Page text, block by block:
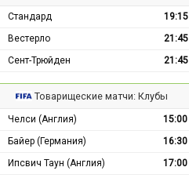
Стандард 19:15
Вестерло
21:45
Сент-Трюйден
21:45
Товарищеские матчи: Клубы
Челси (Англия) 15:00
Байер (Германия)
16:30
Ипсвич Таун (Англия)
17:00